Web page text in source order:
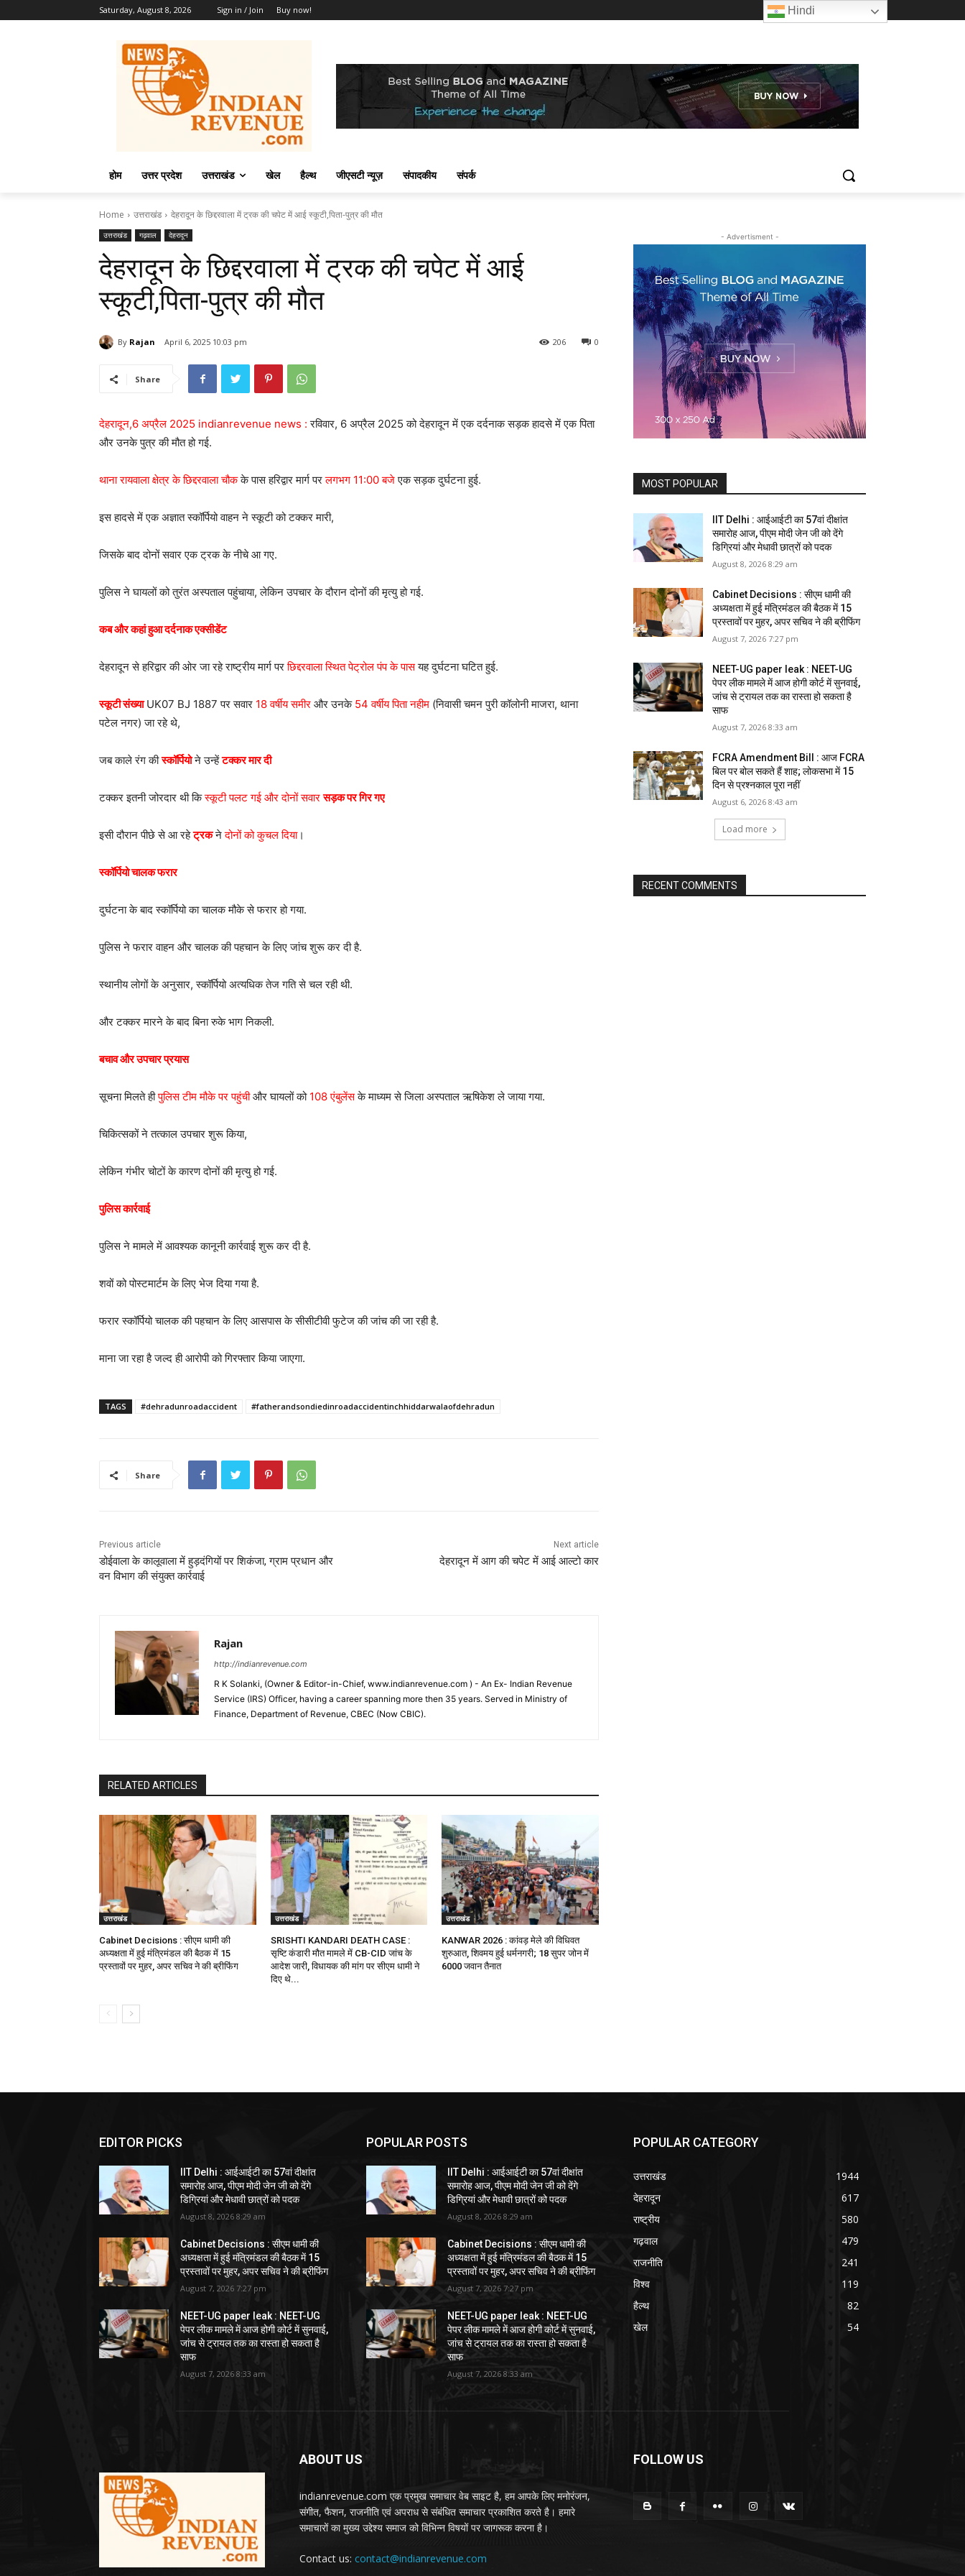
Saturday, August 8, 2026 Sign in / Join Buy now!
होम उत्तर प्रदेश उत्तराखंड खेल हैल्थ जीएसटी न्यूज़ संपादकीय संपर्क
Home उत्तराखंड देहरादून के छिद्दरवाला में ट्रक की चपेट में आई स्कूटी,पिता-पुत्र की मौत
उत्तराखंड गढ़वाल देहरादून
देहरादून के छिद्दरवाला में ट्रक की चपेट में आई
स्कूटी,पिता-पुत्र की मौत
By Rajan April 6, 2025 10:03 pm 0
206
Share
देहरादून,6 अप्रैल 2025 indianrevenue news : रविवार, 6 अप्रैल 2025 को देहरादून में एक दर्दनाक सड़क हादसे में एक पिता
और उनके पुत्र की मौत हो गई.
थाना रायवाला क्षेत्र के छिद्दरवाला चौकके पास हरिद्वार मार्ग परलगभग 11:00 बजेएक सड़क दुर्घटना हुई.
इस हादसे में एक अज्ञात स्कॉर्पियो वाहन ने स्कूटी को टक्कर मारी,
जिसके बाद दोनों सवार एक ट्रक के नीचे आ गए.
पुलिस ने घायलों को तुरंत अस्पताल पहुंचाया, लेकिन उपचार के दौरान दोनों की मृत्यु हो गई.
कब और कहां हुआ दर्दनाक एक्सीडेंट
देहरादून से हरिद्वार की ओर जा रहे राष्ट्रीय मार्ग परछिद्दरवाला स्थित पेट्रोल पंप के पासयह दुर्घटना घटित हुई.
स्कूटी संख्याUK07 BJ 1887 पर सवार 18 वर्षीय समीर और उनके54 वर्षीय पिता नहीम (निवासी चमन पुरी कॉलोनी माजरा, थाना
पटेल नगर) जा रहे थे,
जब काले रंग कीस्कॉर्पियोने उन्हेंटक्कर मार दी
टक्कर इतनी जोरदार थी किस्कूटी पलट गई और दोनों सवारसड़क पर गिर गए
इसी दौरान पीछे से आ रहेट्रकनेदोनों को कुचल दिया।
स्कॉर्पियो चालक फरार
दुर्घटना के बाद स्कॉर्पियो का चालक मौके से फरार हो गया.
पुलिस ने फरार वाहन और चालक की पहचान के लिए जांच शुरू कर दी है.
स्थानीय लोगों के अनुसार, स्कॉर्पियो अत्यधिक तेज गति से चल रही थी.
और टक्कर मारने के बाद बिना रुके भाग निकली.
बचाव और उपचार प्रयास
सूचना मिलते हीपुलिस टीम मौके पर पहुंचीऔर घायलों को 108 एंबुलेंसके माध्यम से जिला अस्पताल ऋषिकेश ले जाया गया.
चिकित्सकों ने तत्काल उपचार शुरू किया,
लेकिन गंभीर चोटों के कारण दोनों की मृत्यु हो गई.
पुलिस कार्रवाई
पुलिस ने मामले में आवश्यक कानूनी कार्रवाई शुरू कर दी है.
शवों को पोस्टमार्टम के लिए भेज दिया गया है.
फरार स्कॉर्पियो चालक की पहचान के लिए आसपास के सीसीटीवी फुटेज की जांच की जा रही है.
माना जा रहा है जल्द ही आरोपी को गिरफ्तार किया जाएगा.
TAGS #dehradunroadaccident #fatherandsondiedinroadaccidentinchhiddarwalaofdehradun
Share
Previous article
डोईवाला के कालूवाला में हुड़दंगियों पर शिकंजा, ग्राम प्रधान और
वन विभाग की संयुक्त कार्रवाई
Next article
देहरादून में आग की चपेट में आई आल्टो कार
Rajan
http://indianrevenue.com
R K Solanki, (Owner & Editor-in-Chief, www.indianrevenue.com ) - An Ex- Indian Revenue
Service (IRS) Officer, having a career spanning more then 35 years. Served in Ministry of
Finance, Department of Revenue, CBEC (Now CBIC).
RELATED ARTICLES
उत्तराखंड
Cabinet Decisions : सीएम धामी की
अध्यक्षता में हुई मंत्रिमंडल की बैठक में 15
प्रस्तावों पर मुहर, अपर सचिव ने की ब्रीफिंग
उत्तराखंड
SRISHTI KANDARI DEATH CASE :
सृष्टि कंडारी मौत मामले में CB-CID जांच के
आदेश जारी, विधायक की मांग पर सीएम धामी ने
दिए थे...
उत्तराखंड
KANWAR 2026 : कांवड़ मेले की विधिवत
शुरुआत, शिवमय हुई धर्मनगरी; 18 सुपर जोन में
6000 जवान तैनात
- Advertisment -
MOST POPULAR
IIT Delhi : आईआईटी का 57वां दीक्षांत
समारोह आज, पीएम मोदी जेन जी को देंगे
डिग्रियां और मेधावी छात्रों को पदक
August 8, 2026 8:29 am
Cabinet Decisions : सीएम धामी की
अध्यक्षता में हुई मंत्रिमंडल की बैठक में 15
प्रस्तावों पर मुहर, अपर सचिव ने की ब्रीफिंग
August 7, 2026 7:27 pm
NEET-UG paper leak : NEET-UG
पेपर लीक मामले में आज होगी कोर्ट में सुनवाई,
जांच से ट्रायल तक का रास्ता हो सकता है
साफ
August 7, 2026 8:33 am
FCRA Amendment Bill : आज FCRA
बिल पर बोल सकते हैं शाह; लोकसभा में 15
दिन से प्रश्नकाल पूरा नहीं
August 6, 2026 8:43 am
Load more
RECENT COMMENTS
EDITOR PICKS
IIT Delhi : आईआईटी का 57वां दीक्षांत
समारोह आज, पीएम मोदी जेन जी को देंगे
डिग्रियां और मेधावी छात्रों को पदक
August 8, 2026 8:29 am
Cabinet Decisions : सीएम धामी की
अध्यक्षता में हुई मंत्रिमंडल की बैठक में 15
प्रस्तावों पर मुहर, अपर सचिव ने की ब्रीफिंग
August 7, 2026 7:27 pm
NEET-UG paper leak : NEET-UG
पेपर लीक मामले में आज होगी कोर्ट में सुनवाई,
जांच से ट्रायल तक का रास्ता हो सकता है
साफ
August 7, 2026 8:33 am
POPULAR POSTS
IIT Delhi : आईआईटी का 57वां दीक्षांत
समारोह आज, पीएम मोदी जेन जी को देंगे
डिग्रियां और मेधावी छात्रों को पदक
August 8, 2026 8:29 am
Cabinet Decisions : सीएम धामी की
अध्यक्षता में हुई मंत्रिमंडल की बैठक में 15
प्रस्तावों पर मुहर, अपर सचिव ने की ब्रीफिंग
August 7, 2026 7:27 pm
NEET-UG paper leak : NEET-UG
पेपर लीक मामले में आज होगी कोर्ट में सुनवाई,
जांच से ट्रायल तक का रास्ता हो सकता है
साफ
August 7, 2026 8:33 am
POPULAR CATEGORY
उत्तराखंड
1944
देहरादून
617
राष्ट्रीय
580
गढ़वाल
479
राजनीति
241
विश्व
119
हैल्थ
82
खेल
54
ABOUT US
indianrevenue.com एक प्रमुख समाचार वेब साइट है, हम आपके लिए मनोरंजन,
संगीत, फैशन, राजनीति एवं अपराध से संबंधित समाचार प्रकाशित करते है। हमारे
समाचारों का मुख्य उद्देश्य समाज को विभिन्न विषयों पर जागरूक करना है।
Contact us: contact@indianrevenue.com
FOLLOW US
Hindi